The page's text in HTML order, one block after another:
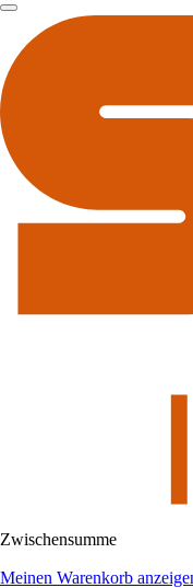
Zwischensumme
Meinen Warenkorb